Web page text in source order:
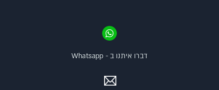
דברו איתנו ב - Whatsapp